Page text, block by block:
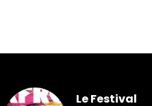
Le Festival